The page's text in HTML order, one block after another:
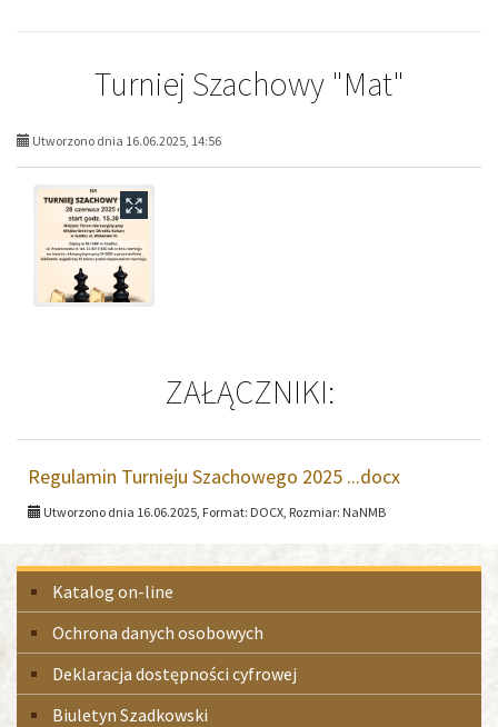
Turniej Szachowy "Mat"
Utworzono dnia 16.06.2025, 14:56
ZAŁĄCZNIKI:
Regulamin Turnieju Szachowego 2025 ...docx
Utworzono dnia 16.06.2025, Format: DOCX , Rozmiar: NaNMB
Menu
boczne
Katalog on-line
Ochrona danych osobowych
Deklaracja dostępności cyfrowej
Biuletyn Szadkowski